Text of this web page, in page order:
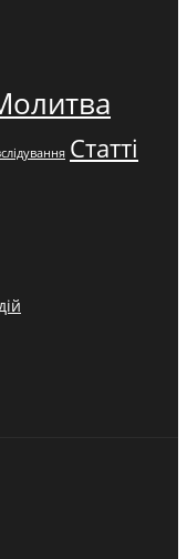
Статті